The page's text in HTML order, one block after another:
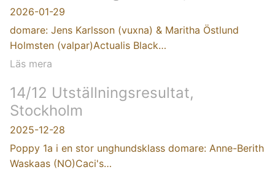
2026-01-29
domare: Jens Karlsson (vuxna) & Maritha Östlund
Holmsten (valpar)Actualis Black…
Läs mera
14/12 Utställningsresultat,
Stockholm
2025-12-28
Poppy 1a i en stor unghundsklass domare: Anne-Berith
Waskaas (NO)Caci's…